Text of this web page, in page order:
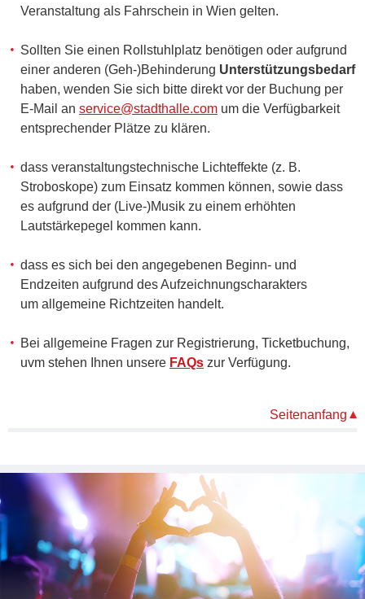
Veranstaltung als Fahrschein in Wien gelten.
Sollten Sie einen Rollstuhlplatz benötigen oder aufgrund
einer anderen (Geh-)Behinderung Unterstützungsbedarf
haben, wenden Sie sich bitte direkt vor der Buchung per
E-Mail an service@stadthalle.com um die Verfügbarkeit
entsprechender Plätze zu klären.
dass veranstaltungstechnische Lichteffekte (z. B.
Stroboskope) zum Einsatz kommen können, sowie dass
es aufgrund der (Live-)Musik zu einem erhöhten
Lautstärkepegel kommen kann.
dass es sich bei den angegebenen Beginn- und
Endzeiten aufgrund des Aufzeichnungscharakters
um allgemeine Richtzeiten handelt.
Bei allgemeine Fragen zur Registrierung, Ticketbuchung,
uvm stehen Ihnen unsere FAQs zur Verfügung.
Seitenanfang